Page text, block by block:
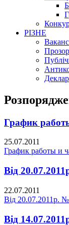
РІЗНЕ
График
25.07.2011
График работы и
Від
22.07.2011
Від 20.07.2011р.
Від